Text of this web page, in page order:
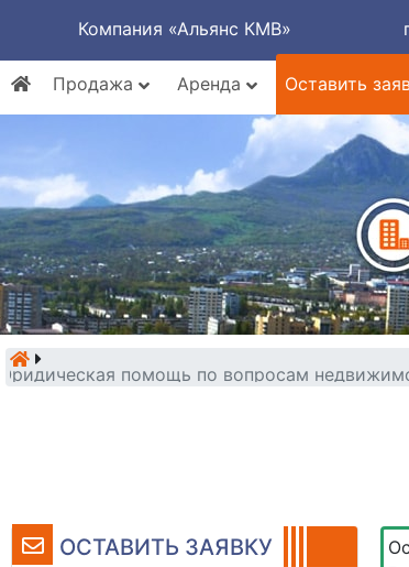
Компания «Альянс КМВ»
Продажа
Аренда Оставить
помощь по вопросам
ОСТАВИТЬ ЗАЯВКУ